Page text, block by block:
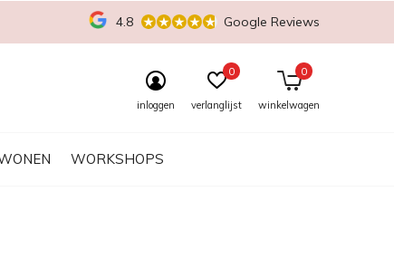
WORKSHOPS
inloggen verlanglijst
0
winkelwagen
0
4.8 Google Reviews